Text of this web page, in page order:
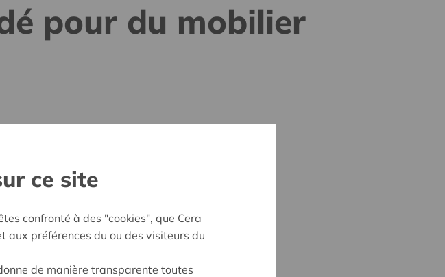
pour du mobilier
ce site
confronté à des "cookies", que Cera
aux préférences du ou des visiteurs du
de manière transparente toutes